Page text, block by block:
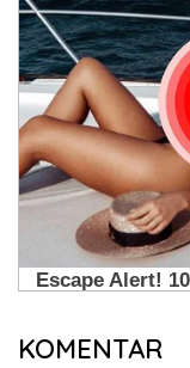
KOMENTAR